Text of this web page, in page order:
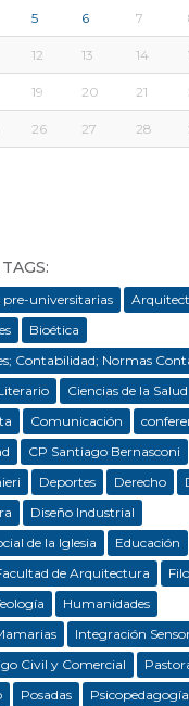
5 6 7
12 13 14
19 20 21
26 27 28
pre-universitarias
Bioética
Contabilidad; Normas
Ciencias de la Salud
Comunicación
CP Santiago Bernasconi
Deportes Derecho
Diseño Industrial
de la Iglesia
Educación
de Arquitectura
Humanidades
Integración
Civil y Comercial
Posadas
Psicopedagogía